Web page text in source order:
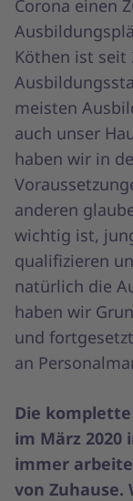
Corona einen
Köthen ist seit
meisten
auch unser
haben wir in
anderen
wichtig ist,
qualifizieren
natürlich die
haben wir
und
an
Die
im März 2020
immer
von Zuhause.